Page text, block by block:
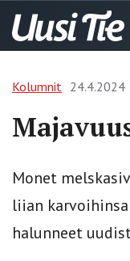
Kolumnit 24.4.2024
Monet
liian
halunneet